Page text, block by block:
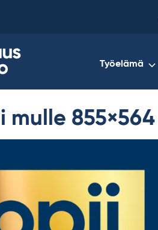
Työelämä
mulle 855×564